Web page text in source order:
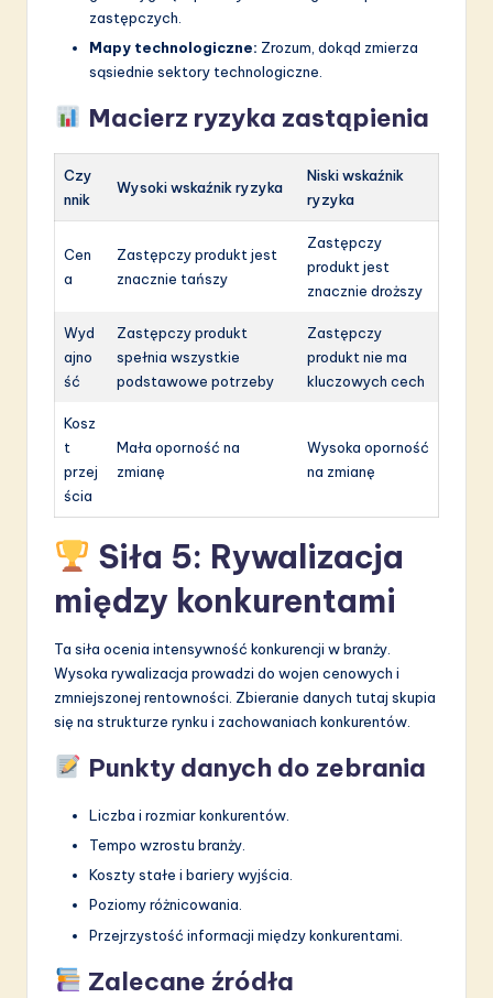
zastępczych.
Mapy technologiczne: Zrozum, dokąd zmierza
sąsiednie sektory technologiczne.
Macierz ryzyka zastąpienia
Czy
nnik
Wysoki wskaźnik ryzyka
Niski wskaźnik
ryzyka
Cen
a
Zastępczy produkt jest
znacznie tańszy
Zastępczy
produkt jest
znacznie droższy
Wyd
ajno
ść
Zastępczy produkt
spełnia wszystkie
podstawowe potrzeby
Zastępczy
produkt nie ma
kluczowych cech
Kosz
t
przej
ścia
Mała oporność na
zmianę
Wysoka oporność
na zmianę
Siła 5: Rywalizacja
między konkurentami
Ta siła ocenia intensywność konkurencji w branży.
Wysoka rywalizacja prowadzi do wojen cenowych i
zmniejszonej rentowności. Zbieranie danych tutaj skupia
się na strukturze rynku i zachowaniach konkurentów.
Punkty danych do zebrania
Liczba i rozmiar konkurentów.
Tempo wzrostu branży.
Koszty stałe i bariery wyjścia.
Poziomy różnicowania.
Przejrzystość informacji między konkurentami.
Zalecane źródła